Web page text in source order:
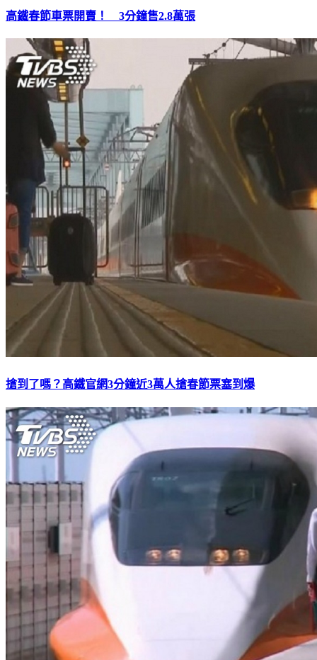
高鐵春節車票開賣！ 3分鐘售2.8萬張
搶到了嗎？高鐵官網3分鐘近3萬人搶春節票塞到爆